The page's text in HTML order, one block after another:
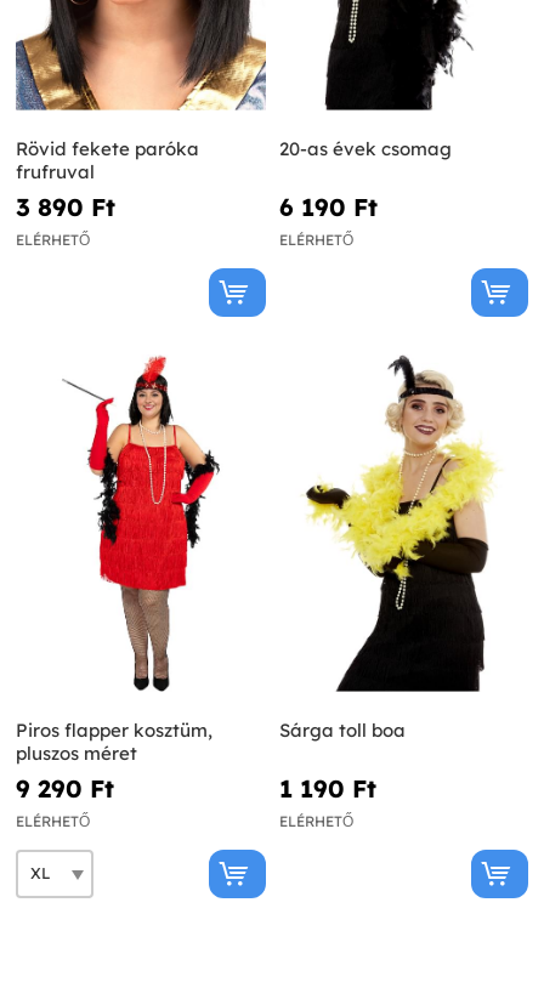
Rövid fekete paróka
frufruval
3 890 Ft‎
ELÉRHETŐ
20-as évek csomag
6 190 Ft‎
ELÉRHETŐ
Piros flapper kosztüm,
pluszos méret
9 290 Ft‎
ELÉRHETŐ
Sárga toll boa
1 190 Ft‎
ELÉRHETŐ